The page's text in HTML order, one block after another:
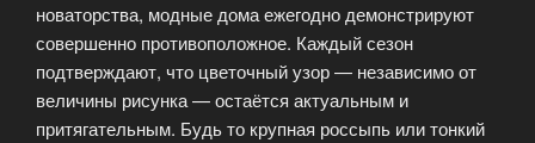
новаторства, модные дома ежегодно демонстрируют
совершенно противоположное. Каждый сезон
подтверждают, что цветочный узор — независимо от
величины рисунка — остаётся актуальным и
притягательным. Будь то крупная россыпь или тонкий